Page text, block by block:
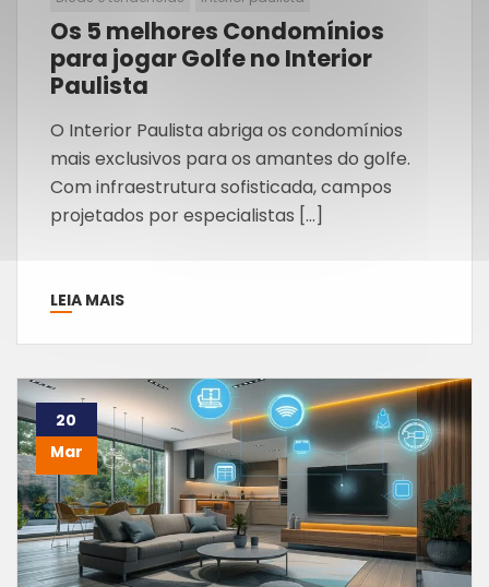
Os 5 melhores Condomínios
para jogar Golfe no Interior
Paulista
O Interior Paulista abriga os condomínios
mais exclusivos para os amantes do golfe.
Com infraestrutura sofisticada, campos
projetados por especialistas […]
LEIA MAIS
20
Mar